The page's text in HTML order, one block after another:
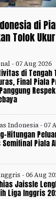
di
Tolok
- 07 Aug 2026
di Tengah
Final Piala
Indonesia - 07
Hitungan
Piala
- 06 Aug
Jaissle
Liga Inggris